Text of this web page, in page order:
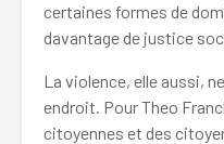
certaines formes de
davantage de justice
La violence, elle aussi,
endroit. Pour Theo
citoyennes et des